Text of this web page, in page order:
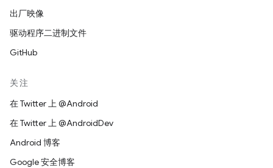
出厂映像
驱动程序二进制文件
GitHub
关注
在 Twitter 上 @Android
在 Twitter 上 @AndroidDev
Android 博客
Google 安全博客